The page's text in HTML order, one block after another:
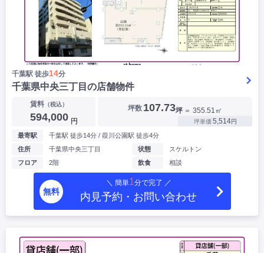
千葉駅 徒歩14分
千葉県中央三丁目の店舗物件
賃料（税込）
594,000 円
坪数 107.73坪 ＝ 355.51㎡
坪単価 5,514円
最寄駅
千葉駅 徒歩14分 / 葭川公園駅 徒歩4分
住所
千葉県中央三丁目
フロア
2階
状態
スケルトン
飲食
相談
無料
＼ 簡単1分で完了 ／
内見予約・お問い合わせ